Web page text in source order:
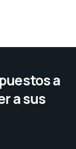
a
a sus